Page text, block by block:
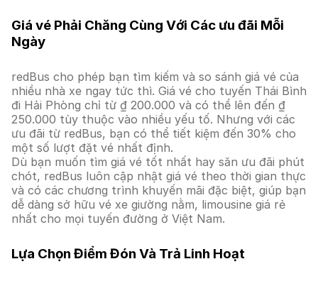
Giá vé Phải Chăng Cùng Với Các ưu đãi Mỗi
Ngày
redBus cho phép bạn tìm kiếm và so sánh giá vé của
nhiều nhà xe ngay tức thì. Giá vé cho tuyến Thái Bình
đi Hải Phòng chỉ từ ₫ 200.000 và có thể lên đến ₫
250.000 tùy thuộc vào nhiều yếu tố. Nhưng với các
ưu đãi từ redBus, bạn có thể tiết kiệm đến 30% cho
một số lượt đặt vé nhất định.
Dù bạn muốn tìm giá vé tốt nhất hay săn ưu đãi phút
chót, redBus luôn cập nhật giá vé theo thời gian thực
và có các chương trình khuyến mãi đặc biệt, giúp bạn
dễ dàng sở hữu vé xe giường nằm, limousine giá rẻ
nhất cho mọi tuyến đường ở Việt Nam.
Lựa Chọn Điểm Đón Và Trả Linh Hoạt